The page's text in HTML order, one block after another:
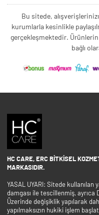
Bu sitede,
kurumlarla kesinlikle
gerçekleşmektedir.
bağlı
HC CARE, ERC BITKISEL
MARKASIDIR.
YASAL UYARI: Sitede kullanılan
damgası ile tescillenmiş, ayrıca
Üzerinde değişiklik yapılarak
yapılmaksızın hukiki işlem